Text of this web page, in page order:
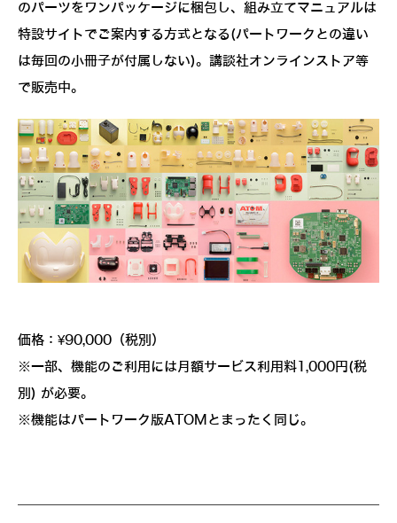
のパーツをワンパッケージに梱包し、組み立てマニュアルは
特設サイトでご案内する方式となる(パートワークとの違い
は毎回の小冊子が付属しない)。講談社オンラインストア等
で販売中。
価格：¥90,000（税別）
※一部、機能のご利用には月額サービス利用料1,000円(税
別) が必要。
※機能はパートワーク版ATOMとまったく同じ。